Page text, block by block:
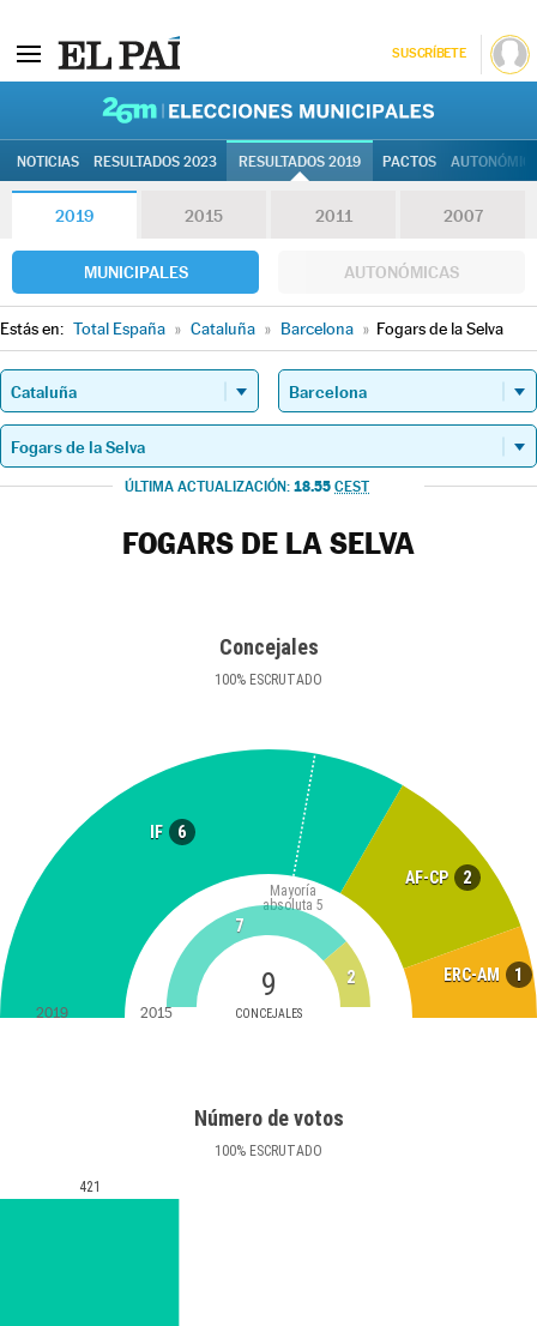
SUSCRÍBETE
NOTICIAS RESULTADOS 2023 RESULTADOS 2019 PACTOS
2019 2015 2011 2007
MUNICIPALES AUTONÓMICAS
Estás en: Total España » Cataluña » Barcelona » Fogars de la Selva
ÚLTIMA ACTUALIZACIÓN: 18.55 CEST
FOGARS DE LA SELVA
Concejales
100% ESCRUTADO
IF 6
AF-CP 2
ERC-AM 1
9
CONCEJALES
Mayoría
absoluta 5
7
2
2019 2015
Número de votos
100% ESCRUTADO
421